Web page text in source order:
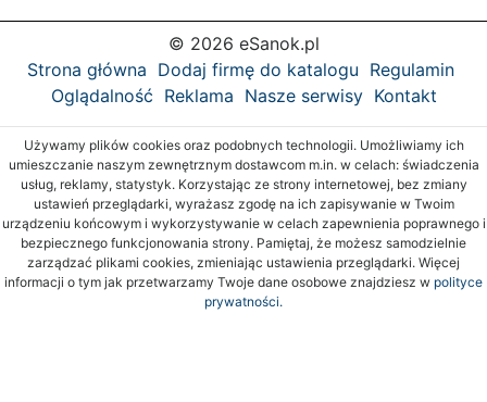
© 2026 eSanok.pl
Strona główna Dodaj firmę do katalogu Regulamin
Oglądalność Reklama Nasze serwisy Kontakt
Używamy plików cookies oraz podobnych technologii. Umożliwiamy ich
umieszczanie naszym zewnętrznym dostawcom m.in. w celach: świadczenia
usług, reklamy, statystyk. Korzystając ze strony internetowej, bez zmiany
ustawień przeglądarki, wyrażasz zgodę na ich zapisywanie w Twoim
urządzeniu końcowym i wykorzystywanie w celach zapewnienia poprawnego i
bezpiecznego funkcjonowania strony. Pamiętaj, że możesz samodzielnie
zarządzać plikami cookies, zmieniając ustawienia przeglądarki. Więcej
informacji o tym jak przetwarzamy Twoje dane osobowe znajdziesz w polityce
prywatności.